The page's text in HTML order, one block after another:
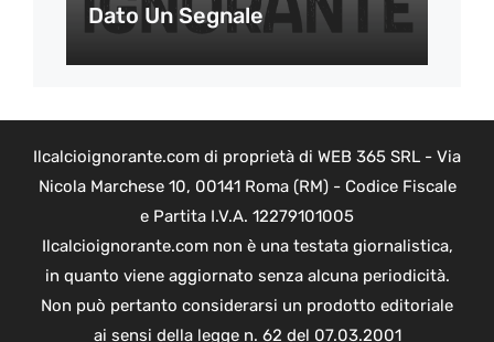
Dato Un Segnale
Ilcalcioignorante.com di proprietà di WEB 365 SRL - Via
Nicola Marchese 10, 00141 Roma (RM) - Codice Fiscale
e Partita I.V.A. 12279101005
Ilcalcioignorante.com non è una testata giornalistica,
in quanto viene aggiornato senza alcuna periodicità.
Non può pertanto considerarsi un prodotto editoriale
ai sensi della legge n. 62 del 07.03.2001